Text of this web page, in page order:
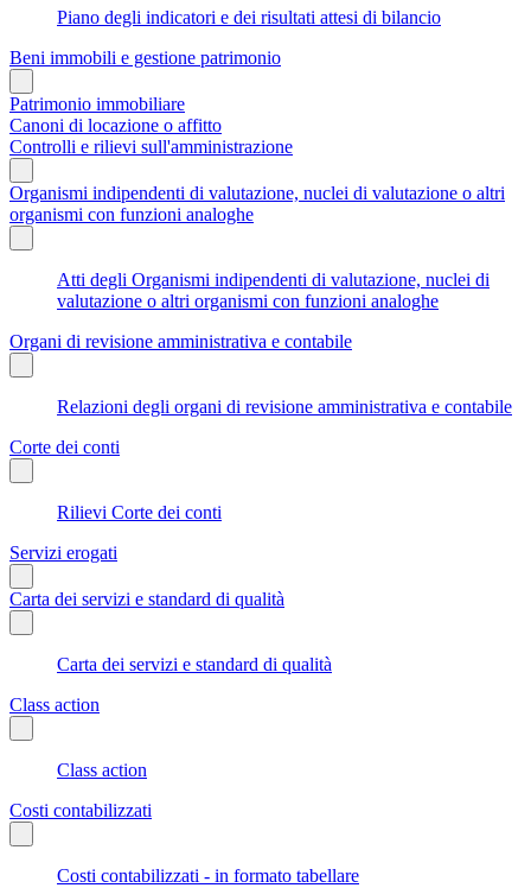
Piano degli indicatori e dei risultati attesi di bilancio
Beni immobili e gestione patrimonio
Patrimonio immobiliare
Canoni di locazione o affitto
Controlli e rilievi sull'amministrazione
Organismi indipendenti di valutazione, nuclei di valutazione o altri
organismi con funzioni analoghe
Atti degli Organismi indipendenti di valutazione, nuclei di
valutazione o altri organismi con funzioni analoghe
Organi di revisione amministrativa e contabile
Relazioni degli organi di revisione amministrativa e contabile
Corte dei conti
Rilievi Corte dei conti
Servizi erogati
Carta dei servizi e standard di qualità
Carta dei servizi e standard di qualità
Class action
Class action
Costi contabilizzati
Costi contabilizzati - in formato tabellare